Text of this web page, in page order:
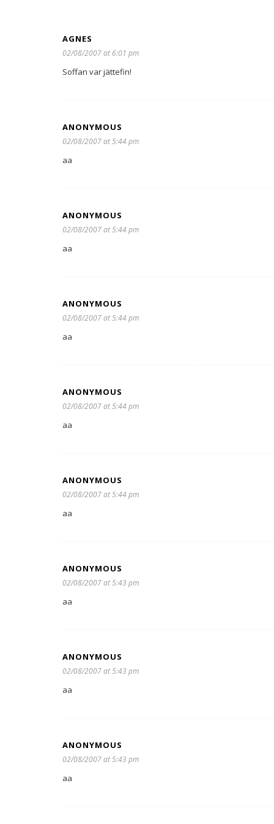
AGNES
02/08/2007 at 6:01 pm
Soffan var jättefin!
ANONYMOUS
02/08/2007 at 5:44 pm
aa
ANONYMOUS
02/08/2007 at 5:44 pm
aa
ANONYMOUS
02/08/2007 at 5:44 pm
aa
ANONYMOUS
02/08/2007 at 5:44 pm
aa
ANONYMOUS
02/08/2007 at 5:44 pm
aa
ANONYMOUS
02/08/2007 at 5:43 pm
aa
ANONYMOUS
02/08/2007 at 5:43 pm
aa
ANONYMOUS
02/08/2007 at 5:43 pm
aa